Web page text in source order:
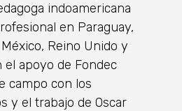
indoamericana
en Paraguay,
Reino Unido y
el apoyo de Fondec
campo con los
y el trabajo de Oscar